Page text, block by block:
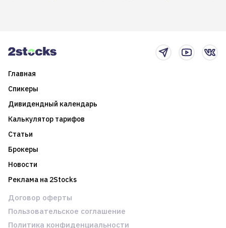
Главная
Спикеры
Дивидендный календарь
Калькулятор тарифов
Статьи
Брокеры
Новости
Реклама на 2Stocks
Договор оферты
Пользовательское соглашение
Политика конфиденциальности